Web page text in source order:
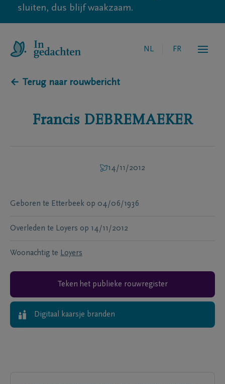
sluiten, dus blijf waakzaam.
NL FR
← Terug naar rouwbericht
Francis DEBREMAEKER
14/11/2012
Geboren te Etterbeek op 04/06/1936
Overleden te Loyers op 14/11/2012
Woonachtig te Loyers
Teken het publieke rouwregister
Digitaal kaarsje branden